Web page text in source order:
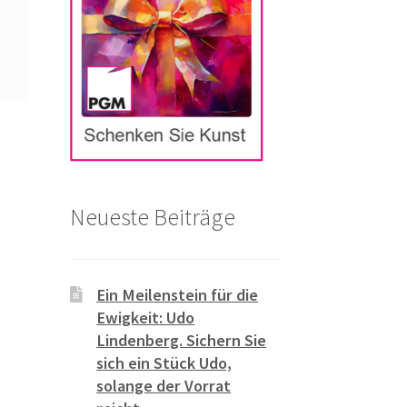
Neueste Beiträge
Ein Meilenstein für die
Ewigkeit: Udo
Lindenberg. Sichern Sie
sich ein Stück Udo,
solange der Vorrat